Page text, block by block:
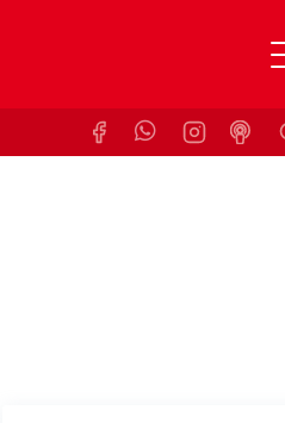
KrankenkasseSuchen